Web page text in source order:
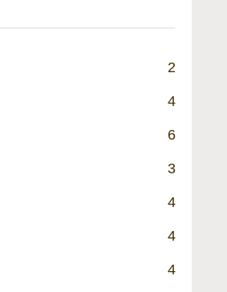
2
4
6
3
4
4
4